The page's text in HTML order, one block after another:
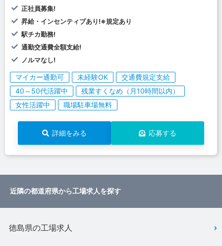
正社員募集!
昇給・インセンティブあり!※規定あり
駅チカ勤務!
通勤交通費全額支給!
ノルマなし!
マイカー通勤可 未経験OK
交通費規定支給
40～50代活躍中
残業すくなめ（月10時間以内）
女性活躍中
職場駐車場無料
詳細をみる 応募する
近隣の都道府県から工場求人を探す
徳島県の工場求人